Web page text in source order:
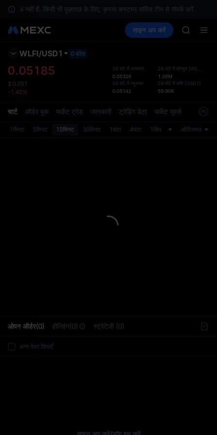
नहीं हैं. किसी भी पूछताछ के लिए, कृपया कस्टमर सर्विस टीम से संपर्क करें.
स्पॉट फ़्यूचर्स UNITREE कमाएँ
साइन अप करें
SKYAI
HFT
SPCX
HFT
SPCX
को
WLFI/USD1 0 फ़ीस
0.05185
$ 0.051
-1.40%
24 घंटे में उच्चतम
0.05326
24 घंटे में न्यूनतम
0.05142
24 घंटे में वॉल्यूम (WLFI
1.06M
24 घंटे में राशि (USD1 )
55.90K
चार्ट ऑर्डर बुक मार्केट ट्रेड जानकारी ट्रेडिंग डेटा मार्केट मूवर्स
1मिनट 5मिनट 15मिनट 30मिनट 1घंटा 4घंटा 1दिन ओरिजनल
ओपन ऑर्डर(0) होल्डिंग(0) स्ट्रेटेजी (0)
अन्य पेयर छिपाएँ